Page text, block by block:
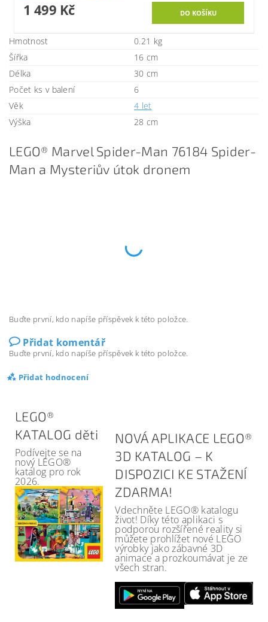
1 499 Kč
Hmotnost
0.21 kg
Šířka
16 cm
Délka
30 cm
Počet ks v balení
6
Věk
4 let
Výška
28 cm
LEGO® Marvel Spider-Man 76184 Spider-
Man a Mysteriův útok dronem
Buďte první, kdo napíše příspěvek k této položce.
Přidat komentář
Buďte první, kdo napíše příspěvek k této položce.
Přidat hodnocení
LEGO®
KATALOG děti
Podívejte se na
nový LEGO®
katalog pro rok
2026.
NOVÁ APLIKACE LEGO®
3D KATALOG – K
DISPOZICI KE STAŽENÍ
ZDARMA!
Vdechněte LEGO® katalogu
život! Díky této aplikaci s
podporou rozšířené reality si
můžete prohlížet nové LEGO
výrobky jako zábavné 3D
animace a prozkoumávat je ze
všech stran.